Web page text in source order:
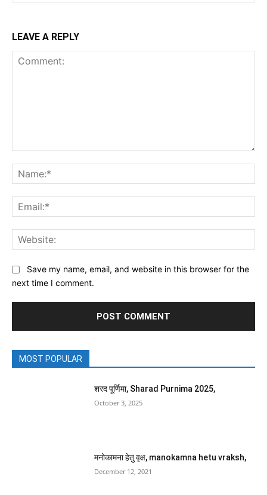
LEAVE A REPLY
Save my name, email, and website in this browser for the
next time I comment.
MOST POPULAR
शरद पूर्णिमा, Sharad Purnima 2025,
October 3, 2025
मनोकामना हेतु वृक्ष, manokamna hetu vraksh,
December 12, 2021